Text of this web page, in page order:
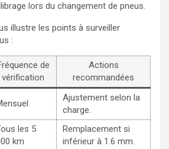
lors du changement de pneus.
illustre les points à surveiller
:
de
vérification
Actions
recommandées
Ajustement selon la
charge.
les 5
km
Remplacement si
inférieur à 1.6 mm.